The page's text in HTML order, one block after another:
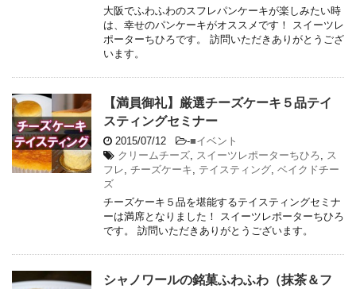
大阪でふわふわのスフレパンケーキが楽しみたい時
は、幸せのパンケーキがオススメです！ スイーツレ
ポーターちひろです。 訪問いただきありがとうござ
います。
【満員御礼】厳選チーズケーキ５品テイ
スティングセミナー
2015/07/12 -■イベント
クリームチーズ, スイーツレポーターちひろ , ス
フレ, チーズケーキ, テイスティング, ベイクドチー
ズ
チーズケーキ５品を堪能するテイスティングセミナ
ーは満席となりました！ スイーツレポーターちひろ
です。 訪問いただきありがとうございます。
シャノワールの銘菓ふわふわ（抹茶＆フ